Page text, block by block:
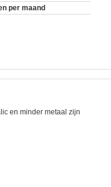
per maand
en minder metaal zijn